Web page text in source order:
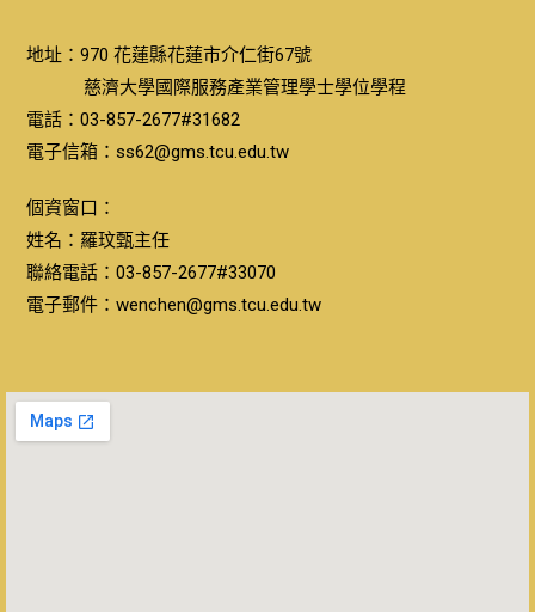
地址：970 花蓮縣花蓮市介仁街67號
慈濟大學國際服務產業管理學士學位學程
電話：03-857-2677#31682
電子信箱：ss62@gms.tcu.edu.tw
個資窗口：
姓名：羅玟甄主任
聯絡電話：03-857-2677#33070
電子郵件：wenchen@gms.tcu.edu.tw